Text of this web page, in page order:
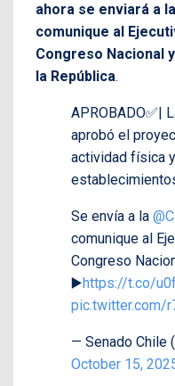
ahora se enviará a
comunique al
Congreso Nacional
la República.
APROBADO✅|
aprobó el
actividad física
Se envía a la
comunique al
Congreso
▶️https://t.co/
pic.twitter.com/
— Senado Chile
October 15,